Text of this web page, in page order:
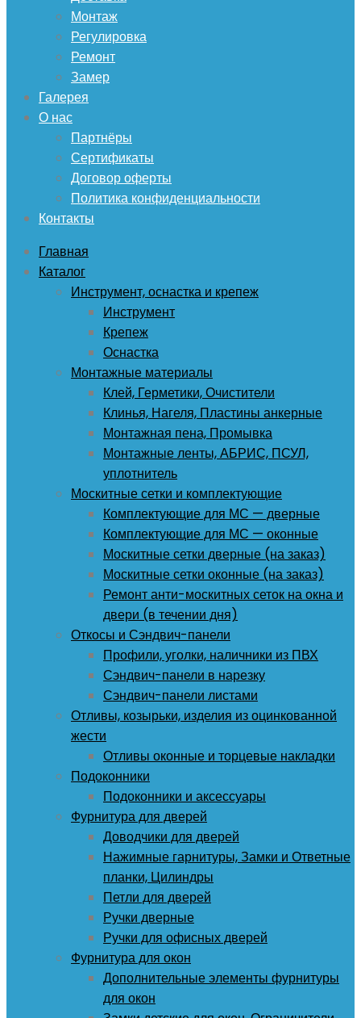
Монтаж
Регулировка
Ремонт
Замер
Галерея
О нас
Партнёры
Сертификаты
Договор оферты
Политика конфиденциальности
Контакты
Главная
Каталог
Инструмент, оснастка и крепеж
Инструмент
Крепеж
Оснастка
Монтажные материалы
Клей, Герметики, Очистители
Клинья, Нагеля, Пластины анкерные
Монтажная пена, Промывка
Монтажные ленты, АБРИС, ПСУЛ,
уплотнитель
Москитные сетки и комплектующие
Комплектующие для МС — дверные
Комплектующие для МС — оконные
Москитные сетки дверные (на заказ)
Москитные сетки оконные (на заказ)
Ремонт анти-москитных сеток на окна и
двери (в течении дня)
Откосы и Сэндвич-панели
Профили, уголки, наличники из ПВХ
Сэндвич-панели в нарезку
Сэндвич-панели листами
Отливы, козырьки, изделия из оцинкованной
жести
Отливы оконные и торцевые накладки
Подоконники
Подоконники и аксессуары
Фурнитура для дверей
Доводчики для дверей
Нажимные гарнитуры, Замки и Ответные
планки, Цилиндры
Петли для дверей
Ручки дверные
Ручки для офисных дверей
Фурнитура для окон
Дополнительные элементы фурнитуры
для окон